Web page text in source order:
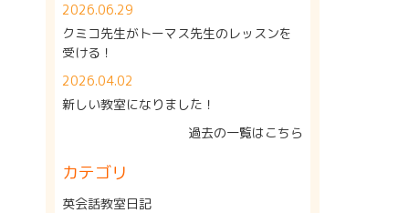
2026.06.29
クミコ先生がトーマス先生のレッスンを
受ける！
2026.04.02
新しい教室になりました！
過去の一覧はこちら
カテゴリ
英会話教室日記